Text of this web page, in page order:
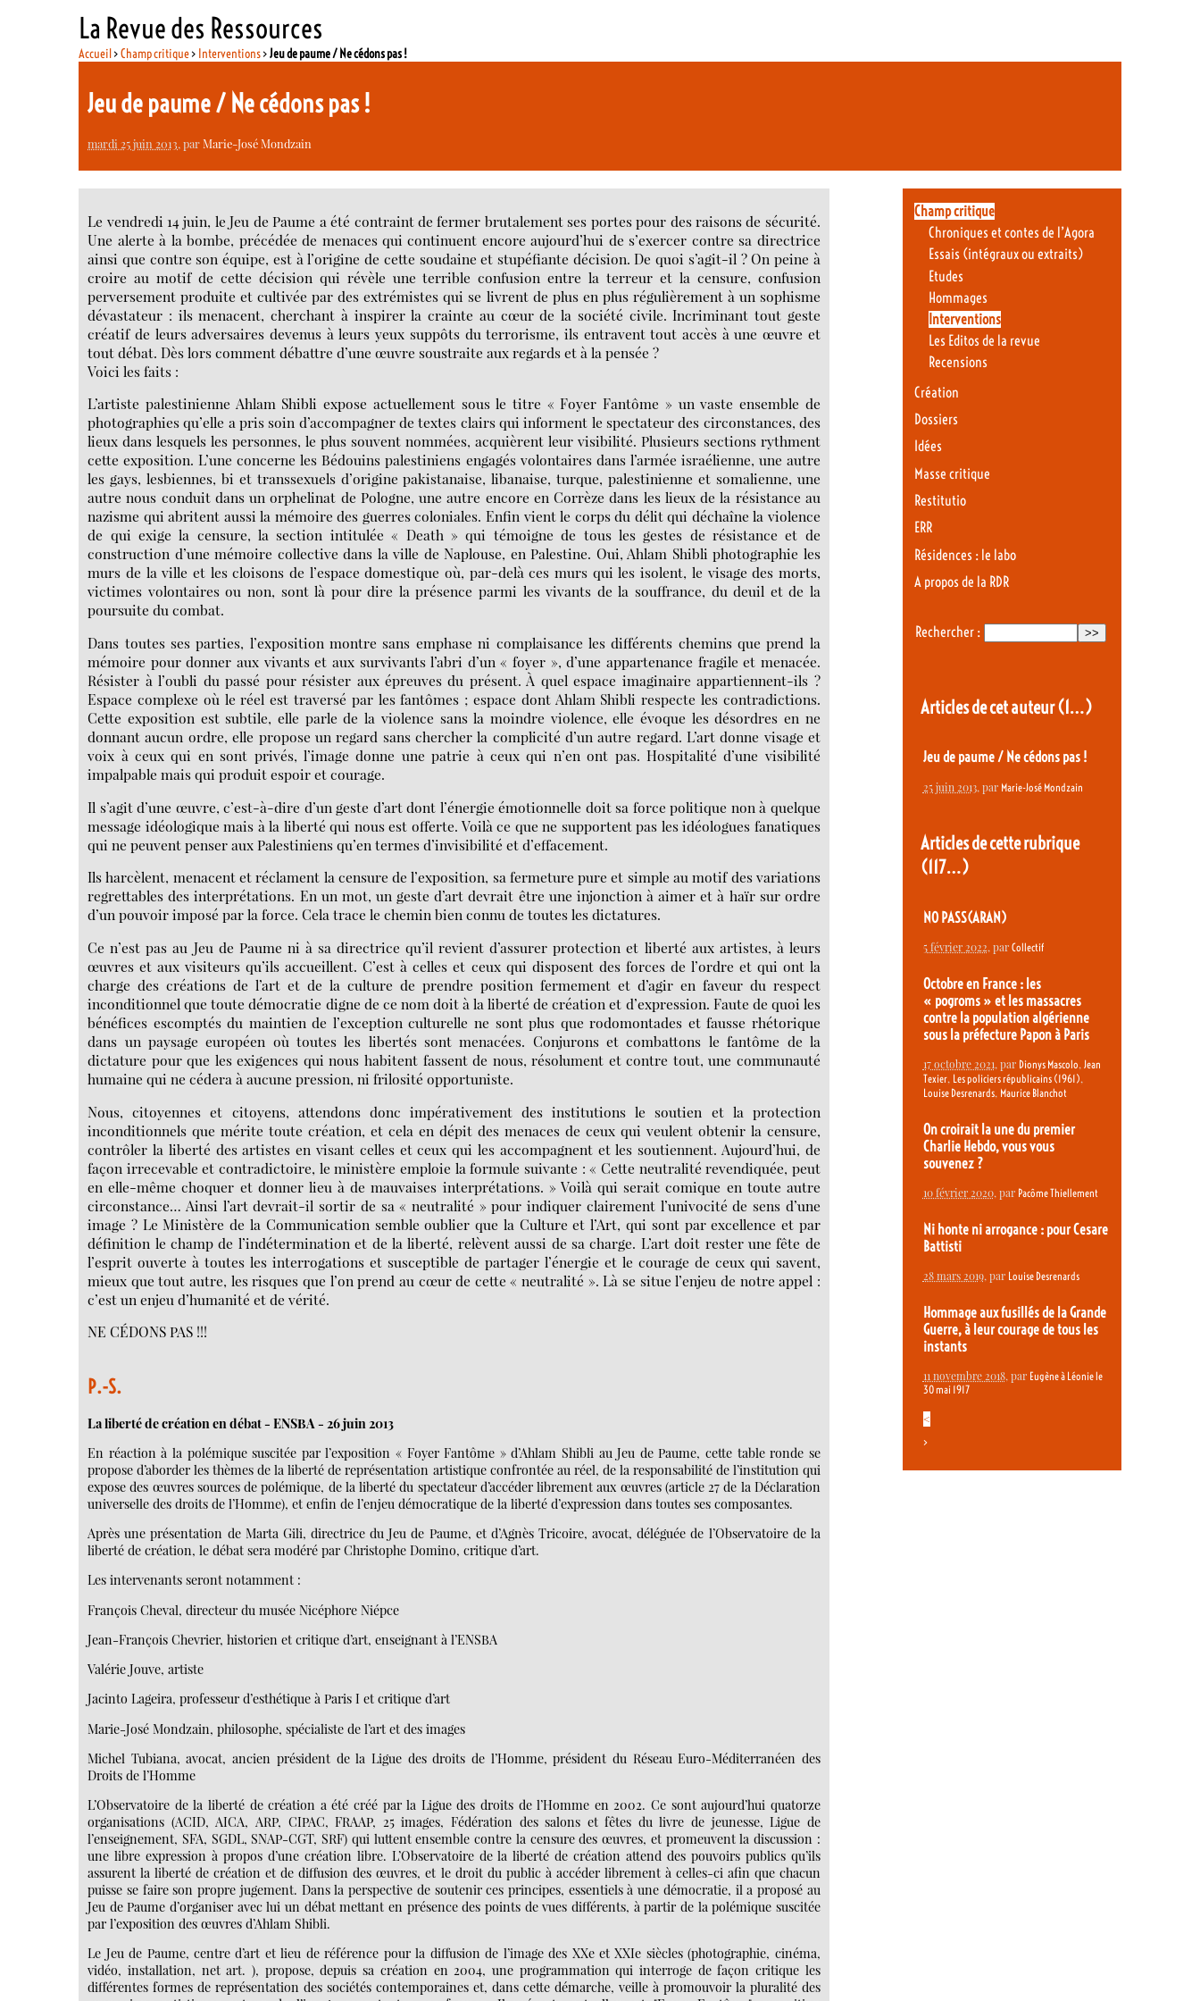
La Revue des Ressources
Accueil>Champ critique> Interventions>Jeu de paume / Ne cédons pas !
Jeu de paume / Ne cédons pas !
mardi 25 juin 2013, parMarie-José Mondzain
Le vendredi 14 juin, le Jeu de Paume a été contraint de fermer brutalement ses portes pour des raisons de sécurité.
Une alerte à la bombe, précédée de menaces qui continuent encore aujourd’hui de s’exercer contre sa directrice
ainsi que contre son équipe, est à l’origine de cette soudaine et stupéfiante décision. De quoi s’agit-il ? On peine à
croire au motif de cette décision qui révèle une terrible confusion entre la terreur et la censure, confusion
perversement produite et cultivée par des extrémistes qui se livrent de plus en plus régulièrement à un sophisme
dévastateur : ils menacent, cherchant à inspirer la crainte au cœur de la société civile. Incriminant tout geste
créatif de leurs adversaires devenus à leurs yeux suppôts du terrorisme, ils entravent tout accès à une œuvre et
tout débat. Dès lors comment débattre d’une œuvre soustraite aux regards et à la pensée ?
Voici les faits :
L’artiste palestinienne Ahlam Shibli expose actuellement sous le titre « Foyer Fantôme » un vaste ensemble de
photographies qu’elle a pris soin d’accompagner de textes clairs qui informent le spectateur des circonstances, des
lieux dans lesquels les personnes, le plus souvent nommées, acquièrent leur visibilité. Plusieurs sections rythment
cette exposition. L’une concerne les Bédouins palestiniens engagés volontaires dans l’armée israélienne, une autre
les gays, lesbiennes, bi et transsexuels d’origine pakistanaise, libanaise, turque, palestinienne et somalienne, une
autre nous conduit dans un orphelinat de Pologne, une autre encore en Corrèze dans les lieux de la résistance au
nazisme qui abritent aussi la mémoire des guerres coloniales. Enfin vient le corps du délit qui déchaîne la violence
de qui exige la censure, la section intitulée « Death » qui témoigne de tous les gestes de résistance et de
construction d’une mémoire collective dans la ville de Naplouse, en Palestine. Oui, Ahlam Shibli photographie les
murs de la ville et les cloisons de l’espace domestique où, par-delà ces murs qui les isolent, le visage des morts,
victimes volontaires ou non, sont là pour dire la présence parmi les vivants de la souffrance, du deuil et de la
poursuite du combat.
Dans toutes ses parties, l’exposition montre sans emphase ni complaisance les différents chemins que prend la
mémoire pour donner aux vivants et aux survivants l’abri d’un « foyer », d’une appartenance fragile et menacée.
Résister à l’oubli du passé pour résister aux épreuves du présent. À quel espace imaginaire appartiennent-ils ?
Espace complexe où le réel est traversé par les fantômes ; espace dont Ahlam Shibli respecte les contradictions.
Cette exposition est subtile, elle parle de la violence sans la moindre violence, elle évoque les désordres en ne
donnant aucun ordre, elle propose un regard sans chercher la complicité d’un autre regard. L’art donne visage et
voix à ceux qui en sont privés, l’image donne une patrie à ceux qui n’en ont pas. Hospitalité d’une visibilité
impalpable mais qui produit espoir et courage.
Il s’agit d’une œuvre, c’est-à-dire d’un geste d’art dont l’énergie émotionnelle doit sa force politique non à quelque
message idéologique mais à la liberté qui nous est offerte. Voilà ce que ne supportent pas les idéologues fanatiques
qui ne peuvent penser aux Palestiniens qu’en termes d’invisibilité et d’effacement.
Ils harcèlent, menacent et réclament la censure de l’exposition, sa fermeture pure et simple au motif des variations
regrettables des interprétations. En un mot, un geste d’art devrait être une injonction à aimer et à haïr sur ordre
d’un pouvoir imposé par la force. Cela trace le chemin bien connu de toutes les dictatures.
Ce n’est pas au Jeu de Paume ni à sa directrice qu’il revient d’assurer protection et liberté aux artistes, à leurs
œuvres et aux visiteurs qu’ils accueillent. C’est à celles et ceux qui disposent des forces de l’ordre et qui ont la
charge des créations de l’art et de la culture de prendre position fermement et d’agir en faveur du respect
inconditionnel que toute démocratie digne de ce nom doit à la liberté de création et d’expression. Faute de quoi les
bénéfices escomptés du maintien de l’exception culturelle ne sont plus que rodomontades et fausse rhétorique
dans un paysage européen où toutes les libertés sont menacées. Conjurons et combattons le fantôme de la
dictature pour que les exigences qui nous habitent fassent de nous, résolument et contre tout, une communauté
humaine qui ne cédera à aucune pression, ni frilosité opportuniste.
Nous, citoyennes et citoyens, attendons donc impérativement des institutions le soutien et la protection
inconditionnels que mérite toute création, et cela en dépit des menaces de ceux qui veulent obtenir la censure,
contrôler la liberté des artistes en visant celles et ceux qui les accompagnent et les soutiennent. Aujourd’hui, de
façon irrecevable et contradictoire, le ministère emploie la formule suivante : « Cette neutralité revendiquée, peut
en elle-même choquer et donner lieu à de mauvaises interprétations. » Voilà qui serait comique en toute autre
circonstance… Ainsi l’art devrait-il sortir de sa « neutralité » pour indiquer clairement l’univocité de sens d’une
image ? Le Ministère de la Communication semble oublier que la Culture et l’Art, qui sont par excellence et par
définition le champ de l’indétermination et de la liberté, relèvent aussi de sa charge. L’art doit rester une fête de
l’esprit ouverte à toutes les interrogations et susceptible de partager l’énergie et le courage de ceux qui savent,
mieux que tout autre, les risques que l’on prend au cœur de cette « neutralité ». Là se situe l’enjeu de notre appel :
c’est un enjeu d’humanité et de vérité.
NE CÉDONS PAS !!!
P.-S.
La liberté de création en débat - ENSBA - 26 juin 2013
En réaction à la polémique suscitée par l’exposition « Foyer Fantôme » d’Ahlam Shibli au Jeu de Paume, cette table ronde se
propose d’aborder les thèmes de la liberté de représentation artistique confrontée au réel, de la responsabilité de l’institution qui
expose des œuvres sources de polémique, de la liberté du spectateur d’accéder librement aux œuvres (article 27 de la Déclaration
universelle des droits de l’Homme), et enfin de l’enjeu démocratique de la liberté d’expression dans toutes ses composantes.
Après une présentation de Marta Gili, directrice du Jeu de Paume, et d’Agnès Tricoire, avocat, déléguée de l’Observatoire de la
liberté de création, le débat sera modéré par Christophe Domino, critique d’art.
Les intervenants seront notamment :
François Cheval, directeur du musée Nicéphore Niépce
Jean-François Chevrier, historien et critique d’art, enseignant à l’ENSBA
Valérie Jouve, artiste
Jacinto Lageira, professeur d’esthétique à Paris I et critique d’art
Marie-José Mondzain, philosophe, spécialiste de l’art et des images
Michel Tubiana, avocat, ancien président de la Ligue des droits de l’Homme, président du Réseau Euro-Méditerranéen des
Droits de l’Homme
L’Observatoire de la liberté de création a été créé par la Ligue des droits de l’Homme en 2002. Ce sont aujourd’hui quatorze
organisations (ACID, AICA, ARP, CIPAC, FRAAP, 25 images, Fédération des salons et fêtes du livre de jeunesse, Ligue de
l’enseignement, SFA, SGDL, SNAP-CGT, SRF) qui luttent ensemble contre la censure des œuvres, et promeuvent la discussion :
une libre expression à propos d’une création libre. L’Observatoire de la liberté de création attend des pouvoirs publics qu’ils
assurent la liberté de création et de diffusion des œuvres, et le droit du public à accéder librement à celles-ci afin que chacun
puisse se faire son propre jugement. Dans la perspective de soutenir ces principes, essentiels à une démocratie, il a proposé au
Jeu de Paume d’organiser avec lui un débat mettant en présence des points de vues différents, à partir de la polémique suscitée
par l’exposition des œuvres d’Ahlam Shibli.
Le Jeu de Paume, centre d’art et lieu de référence pour la diffusion de l’image des XXe et XXIe siècles (photographie, cinéma,
vidéo, installation, net art. ), propose, depuis sa création en 2004, une programmation qui interroge de façon critique les
différentes formes de représentation des sociétés contemporaines et, dans cette démarche, veille à promouvoir la pluralité des
Champ critique
Chroniques et contes de l’Agora
Essais (intégraux ou extraits)
Etudes
Hommages
Interventions
Les Editos de la revue
Recensions
Création
Dossiers
Idées
Masse critique
Restitutio
ERR
Résidences : le labo
A propos de la RDR
Rechercher :
Articles de cet auteur(1…)
Jeu de paume / Ne cédons pas !
25 juin 2013, par Marie-José Mondzain
Articles de cette rubrique
(117…)
NO PASS(ARAN)
5 février 2022, par Collectif
Octobre en France : les
« pogroms » et les massacres
contre la population algérienne
sous la préfecture Papon à Paris
17 octobre 2021, par Dionys Mascolo, Jean
Texier, Les policiers républicains (1961),
Louise Desrenards, Maurice Blanchot
On croirait la une du premier
Charlie Hebdo, vous vous
souvenez ?
10 février 2020, par Pacôme Thiellement
Ni honte ni arrogance : pour Cesare
Battisti
28 mars 2019, par Louise Desrenards
Hommage aux fusillés de la Grande
Guerre, à leur courage de tous les
instants
11 novembre 2018, par Eugène à Léonie le
30 mai 1917
<
>